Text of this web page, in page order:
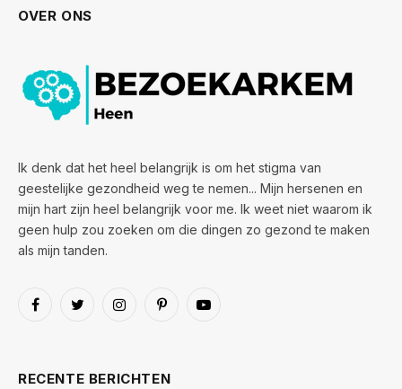
OVER ONS
Ik denk dat het heel belangrijk is om het stigma van
geestelijke gezondheid weg te nemen... Mijn hersenen en
mijn hart zijn heel belangrijk voor me. Ik weet niet waarom ik
geen hulp zou zoeken om die dingen zo gezond te maken
als mijn tanden.
FacebookTwitterInstagramPinterestYouTube
RECENTE BERICHTEN